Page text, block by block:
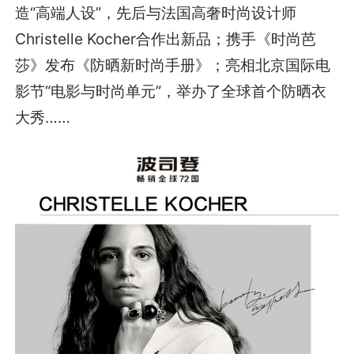
造“高端人设”，先后与法国高奢时尚设计师
Christelle Kocher合作出新品；携手《时尚芭
莎》发布《防晒新时尚手册》；亮相北京国际电
影节“电影与时尚单元”，举办了全球首个防晒衣
大秀……